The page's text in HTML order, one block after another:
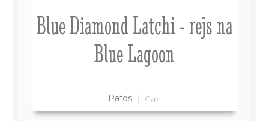
Blue Diamond Latchi - rejs na
Blue Lagoon
Pafos Cypr